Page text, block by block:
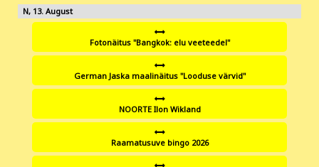
13
Fotonäitus "Bangkok: elu veeteedel"
German Jaska maalinäitus "Looduse värvid"
NOORTE Ilon Wikland
Raamatusuve bingo 2026